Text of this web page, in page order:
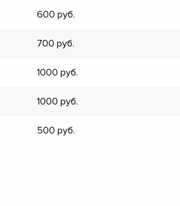
600
700
1000
1000
500